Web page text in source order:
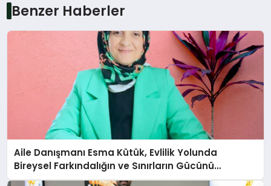
Benzer Haberler
Aile Danışmanı Esma Kütük, Evlilik Yolunda
Bireysel Farkındalığın ve Sınırların Gücünü
Anlatıyor